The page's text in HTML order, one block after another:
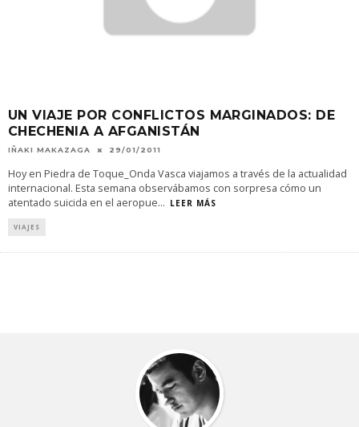
UN VIAJE POR CONFLICTOS MARGINADOS: DE
CHECHENIA A AFGANISTÁN
IÑAKI MAKAZAGA 29/01/2011
Hoy en Piedra de Toque_Onda Vasca viajamos a través de la actualidad
internacional. Esta semana observábamos con sorpresa cómo un
atentado suicida en el aeropue... LEER MÁS
VIAJES